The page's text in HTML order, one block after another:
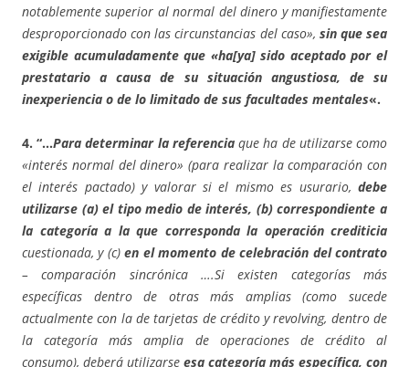
notablemente superior al normal del dinero y manifiestamente
desproporcionado con las circunstancias del caso», sin que sea
exigible acumuladamente que «ha[ya] sido aceptado por el
prestatario a causa de su situación angustiosa, de su
inexperiencia o de lo limitado de sus facultades mentales«.
4. “…Para determinar la referenciaque ha de utilizarse como
«interés normal del dinero» (para realizar la comparación con
el interés pactado) y valorar si el mismo es usurario, debe
utilizarse (a) el tipo medio de interés, (b) correspondiente a
la categoría a la que corresponda la operación crediticia
cuestionada, y (c)en el momento de celebración del contrato
– comparación sincrónica ….Si existen categorías más
específicas dentro de otras más amplias (como sucede
actualmente con la de tarjetas de crédito y revolving, dentro de
la categoría más amplia de operaciones de crédito al
consumo), deberá utilizarse esa categoría más específica, con